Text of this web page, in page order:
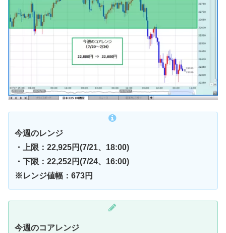
今週のレンジ
・上限：22,925円(7/21、18:00)
・下限：22,252円(7/24、16:00)
※レンジ値幅：673円
今週のコアレンジ